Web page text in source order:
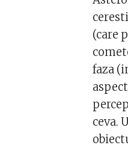
(care
faza
ceva.